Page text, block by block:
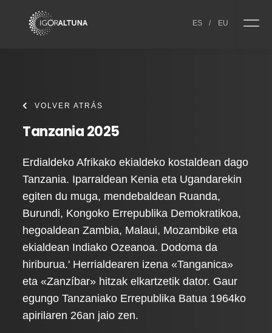
ES / EU
VOLVER ATRÁS
Tanzania 2025
Erdialdeko Afrikako ekialdeko kostaldean dago
Tanzania. Iparraldean Kenia eta Ugandarekin
egiten du muga, mendebaldean Ruanda,
Burundi, Kongoko Errepublika Demokratikoa,
hegoaldean Zambia, Malaui, Mozambike eta
ekialdean Indiako Ozeanoa. Dodoma da
hiriburua.' Herrialdearen izena «Tanganica»
eta «Zanzíbar» hitzak elkartzetik dator. Gaur
egungo Tanzaniako Errepublika Batua 1964ko
apirilaren 26an jaio zen.